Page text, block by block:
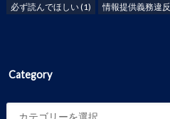
必ず読んでほしい(1) 情報提供義務違反
Category